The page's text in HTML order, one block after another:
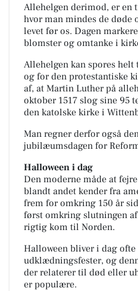
Allehelgen derimod, er en
hvor man mindes de døde
levet før os. Dagen
blomster og omtanke i
Allehelgen kan spores
og for den protestantiske
af, at Martin Luther på
oktober 1517 slog sine 95
den katolske kirke i
Man regner derfor også
jubilæumsdagen for
Halloween i dag
Den moderne måde at
blandt andet kender fra
frem for omkring 150 år
først omkring slutningen
rigtig kom til Norden.
Halloween bliver i dag
udklædningsfester, og
der relaterer til død eller
er populære.